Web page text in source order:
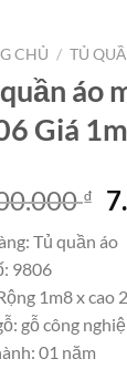
CHỦ / TỦ
áo
Giá
₫
là:
Tủ quần áo
9806
1m8 x cao
gỗ công
01 năm